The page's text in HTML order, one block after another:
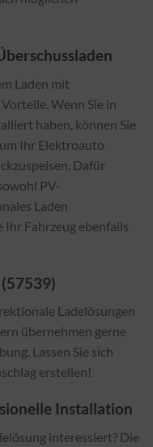
Laden mit
Wenn Sie in
haben, können Sie
Ihr Elektroauto
Dafür
PV-
Laden
Fahrzeug ebenfalls
Ladelösungen
übernehmen gerne
Lassen Sie sich
erstellen!
Installation
interessiert? Die